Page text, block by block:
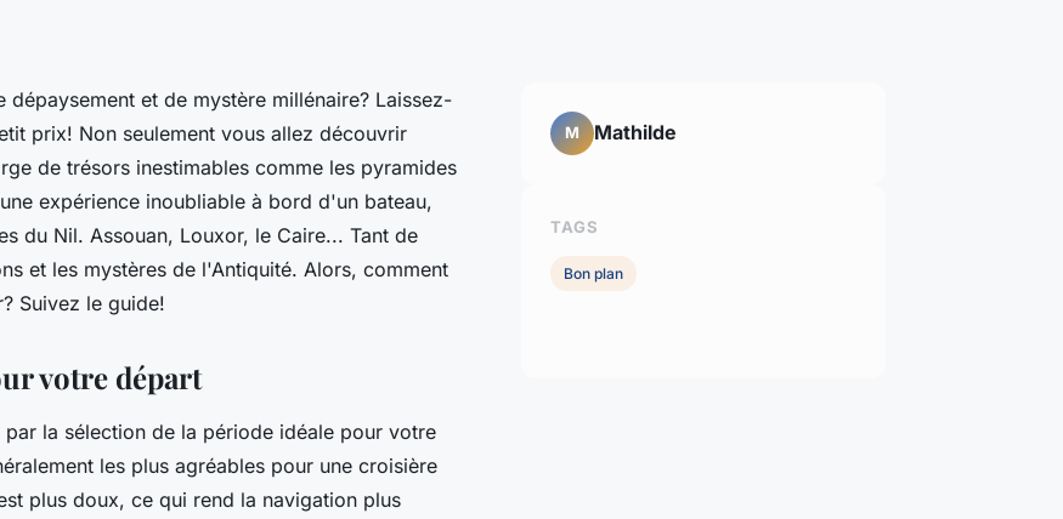
et de mystère millénaire? Laissez-
prix! Non seulement vous allez découvrir
de trésors inestimables comme les pyramides
expérience inoubliable à bord d'un bateau,
du Nil. Assouan, Louxor, le Caire... Tant de
et les mystères de l'Antiquité. Alors, comment
Suivez le guide!
votre départ
la sélection de la période idéale pour votre
les plus agréables pour une croisière
plus doux, ce qui rend la navigation plus
M Mathilde
TAGS
Bon plan